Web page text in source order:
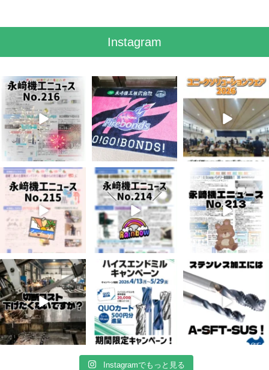
Instagram
8月 7
3 0
7月 28
7 0
7月 27
6
7月 3
5 0
6月 3
8 0
5月 13
5 0
4月 20
10 0
4月 16
10 0
4月 13
Instagramでもっと見る